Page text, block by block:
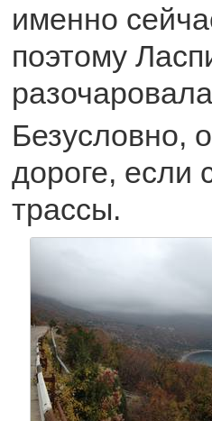
именно
поэтому
Безусловно,
дороге, если
трассы.